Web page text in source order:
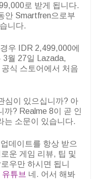
로 받게 됩니다.
안 Smartfren으로부
니다.
우 IDR 2,499,000에
3월 27일 Lazada,
식 스토어에서 처음
심이 있으십니까? 아
? Realme 8이 곧 인
는 소문이 있습니다.
데이트를 항상 받으
운 게임 리뷰, 팁 및
우만 하시면 됩니
유튜브 네. 어서 해봐